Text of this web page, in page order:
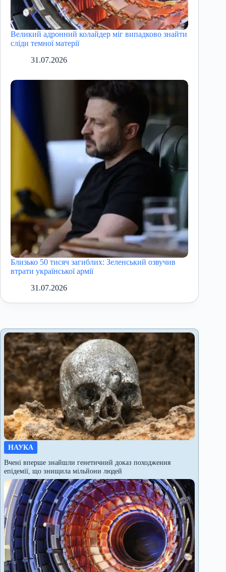
Великий адронний колайдер міг випадково знайти
сліди темної матерії
31.07.2026
Близько 50 тисяч загиблих: Зеленський озвучив
втрати української армії
31.07.2026
НАУКА
Вчені вперше знайшли генетичний доказ походження
епідемії, що знищила мільйони людей